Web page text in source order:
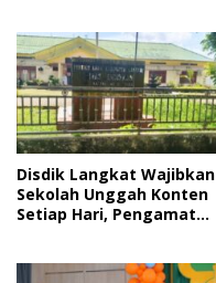
Disdik Langkat Wajibkan
Sekolah Unggah Konten
Setiap Hari, Pengamat